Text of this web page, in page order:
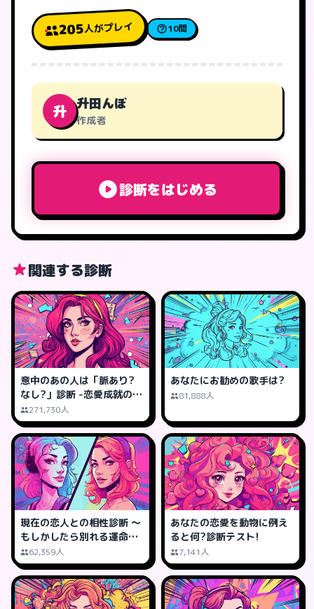
205人がプレイ 10問
升 升田んぼ
作成者
診断をはじめる
関連する診断
意中のあの人は「脈あり?
なし?」診断 -恋愛成就の可
能性は?
271,730人
あなたにお勧めの歌手は?
81,888人
現在の恋人との相性診断 ～
もしかしたら別れる運命か
も?62,359人
あなたの恋愛を動物に例え
ると何?診断テスト!
7,141人